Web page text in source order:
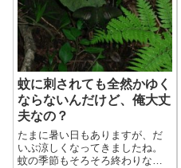
蚊に刺されても全然かゆく
ならないんだけど、俺大丈
夫なの？
たまに暑い日もありますが、だ
いぶ涼しくなってきましたね。
蚊の季節もそろそろ終わりなん